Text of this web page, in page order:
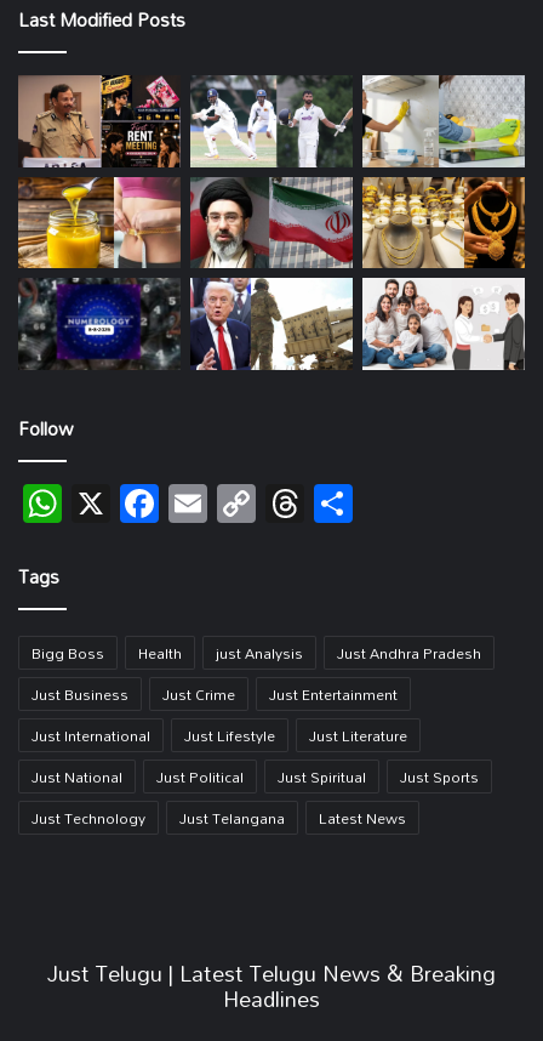
Last Modified Posts
Follow
WhatsApp
X Facebook
EmailCopy
Link
Threads
Tags
Bigg Boss Health just Analysis
Just Andhra Pradesh
Just Business
Just Crime
Just Entertainment
Just International
Just Lifestyle
Just Literature
Just National
Just Political Just Spiritual
Just Sports
Just Technology
Just Telangana Latest News
Just Telugu | Latest Telugu News & Breaking
Headlines